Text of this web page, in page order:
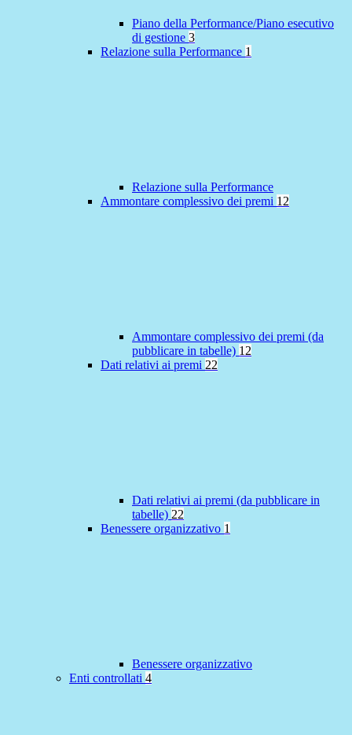
Piano della Performance/Piano esecutivo
di gestione 3
Relazione sulla Performance 1
Relazione sulla Performance
Ammontare complessivo dei premi 12
Ammontare complessivo dei premi (da
pubblicare in tabelle) 12
Dati relativi ai premi 22
Dati relativi ai premi (da pubblicare in
tabelle) 22
Benessere organizzativo 1
Benessere organizzativo
Enti controllati 4